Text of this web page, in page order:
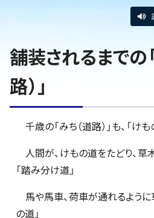
舗装されるまでの
路）」
千歳の「みち（道路）」も、「け
人間が、けもの道をたどり、
「踏み分け道」
馬や馬車、荷車が通れるように
の道」